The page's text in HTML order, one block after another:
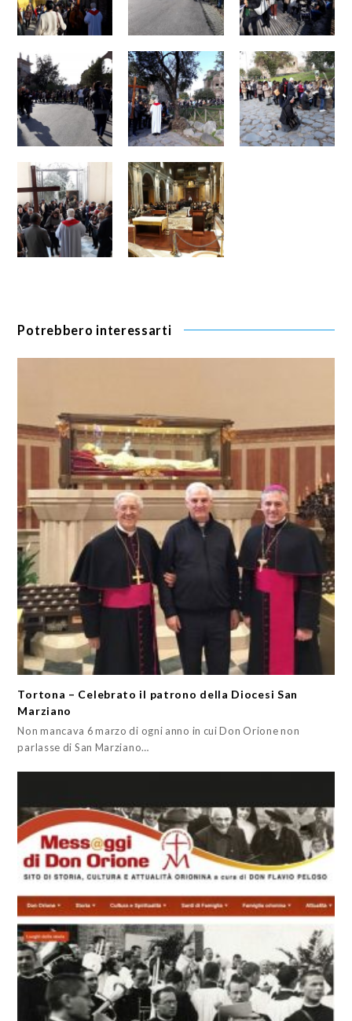
Potrebbero interessarti
Tortona – Celebrato il patrono della Diocesi San
Marziano
Non mancava 6 marzo di ogni anno in cui Don Orione non
parlasse di San Marziano…